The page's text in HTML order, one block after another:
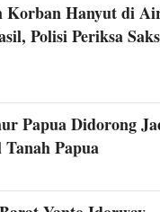
Korban Hanyut di
Polisi Periksa
Papua Didorong
Papua